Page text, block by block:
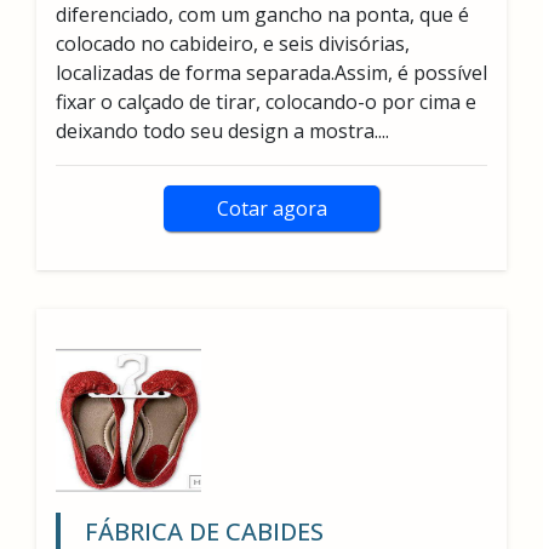
diferenciado, com um gancho na ponta, que é
colocado no cabideiro, e seis divisórias,
localizadas de forma separada.Assim, é possível
fixar o calçado de tirar, colocando-o por cima e
deixando todo seu design a mostra....
Cotar agora
FÁBRICA DE CABIDES